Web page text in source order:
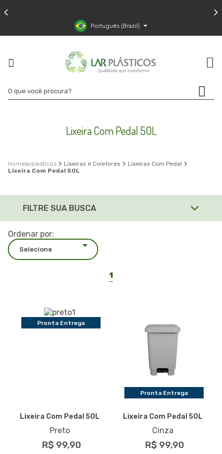
Português (Brazil)
Lixeira Com Pedal 50L
larplasticos Lixeiras e Coletores
Lixeiras Com Pedal
Lixeira Com Pedal 50L
FILTRE SUA BUSCA
Ordenar por:
1
Pronta Entrega
Lixeira Com Pedal 50L
Preto
R$ 99,90
Pronta Entrega
Lixeira Com Pedal 50L
Cinza
R$ 99,90